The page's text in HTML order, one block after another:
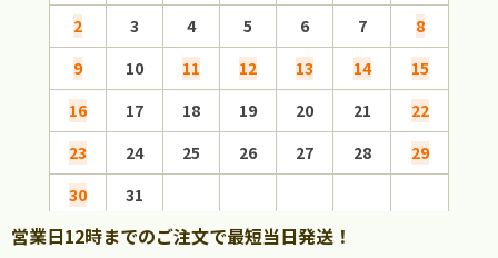
2
3 4 5 6 7
8
9
10 11 12 13 14
15
16
17 18 19 20 21
22
23
24 25 26 27 28
29
30
31
営業日12時までのご注文で最短当日発送！